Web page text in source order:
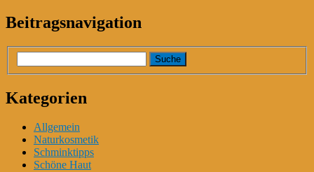
Beitragsnavigation
Kategorien
Allgemein
Naturkosmetik
Schminktipps
Schöne Haut